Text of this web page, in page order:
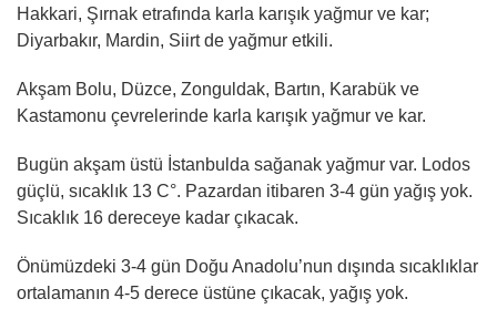
Hakkari, Şırnak etrafında karla karışık yağmur ve kar;
Diyarbakır, Mardin, Siirt de yağmur etkili.
Akşam Bolu, Düzce, Zonguldak, Bartın, Karabük ve
Kastamonu çevrelerinde karla karışık yağmur ve kar.
Bugün akşam üstü İstanbulda sağanak yağmur var. Lodos
güçlü, sıcaklık 13 C°. Pazardan itibaren 3-4 gün yağış yok.
Sıcaklık 16 dereceye kadar çıkacak.
Önümüzdeki 3-4 gün Doğu Anadolu’nun dışında sıcaklıklar
ortalamanın 4-5 derece üstüne çıkacak, yağış yok.